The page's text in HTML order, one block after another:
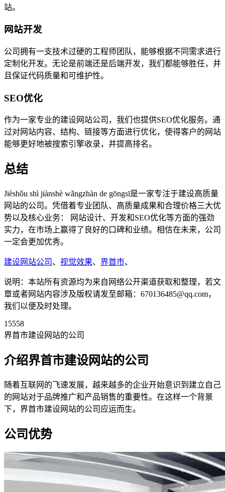
站。
网站开发
公司拥有一支技术过硬的工程师团队，能够根据不同需求进行
定制化开发。无论是前端还是后端开发，我们都能够胜任，并
且保证代码质量和可维护性。
SEO优化
作为一家专业的建设网站公司，我们也提供SEO优化服务。通
过对网站内容、结构、链接等方面进行优化，使得客户的网站
能够更好地被搜索引擎收录，并提高排名。
总结
Jièshǒu shì jiànshè wǎngzhàn de gōngsī是一家专注于建设高质量
网站的公司。凭借着专业团队、高质量成果和合理价格三大优
势以及核心业务： 网站设计、开发和SEO优化等方面的强劲
实力，在市场上赢得了良好的口碑和业绩。相信在未来，公司
一定会更加优秀。
建设网站公司 、 视觉效果、 界首市、
说明：本站所有资源均为来自网络公开渠道获取和整理，若文
章或者网站内容涉及版权请发至邮箱：670136485@qq.com，
我们以便及时处理。
15558
界首市建设网站的公司
介绍界首市建设网站的公司
随着互联网的飞速发展，越来越多的企业开始意识到建立自己
的网站对于品牌推广和产品销售的重要性。在这样一个背景
下，界首市建设网站的公司应运而生。
公司优势